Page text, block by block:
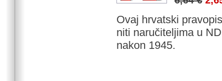
Ovaj hrvatski
niti naručiteljima u
nakon 1945.